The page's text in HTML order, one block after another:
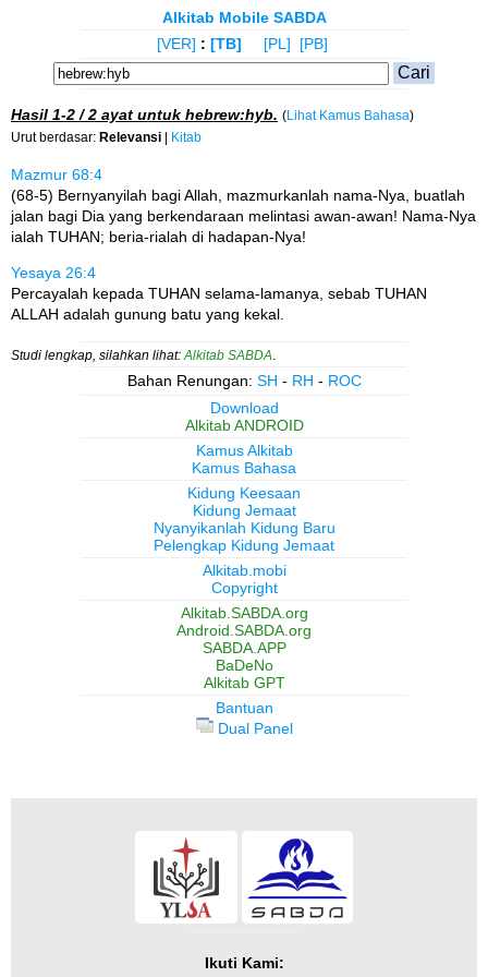
Alkitab Mobile SABDA
[VER] : [TB] [PL] [PB]
Hasil 1-2 / 2 ayat untuk hebrew:hyb. ( Lihat Kamus Bahasa)
Urut berdasar: Relevansi Kitab
Mazmur 68:4
(68-5) Bernyanyilah bagi Allah, mazmurkanlah nama-Nya, buatlah
jalan bagi Dia yang berkendaraan melintasi awan-awan! Nama-Nya
ialah TUHAN; beria-rialah di hadapan-Nya!
Yesaya 26:4
Percayalah kepada TUHAN selama-lamanya, sebab TUHAN
ALLAH adalah gunung batu yang kekal.
Studi lengkap, silahkan lihat: Alkitab SABDA
Bahan Renungan: SH - RH - ROC
Download
Alkitab ANDROID
Kamus Alkitab
Kamus Bahasa
Kidung Keesaan
Kidung Jemaat
Nyanyikanlah Kidung Baru
Pelengkap Kidung Jemaat
Alkitab.mobi
Copyright
Alkitab.SABDA.org
Android.SABDA.org
SABDA.APP
BaDeNo
Alkitab GPT
Bantuan
Dual Panel
Ikuti Kami: